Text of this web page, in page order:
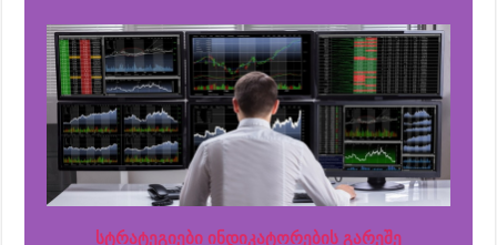
სტრატეგიები ინდიკატორების გარეშე